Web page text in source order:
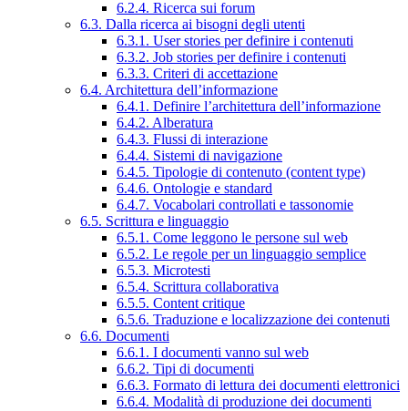
6.2.4. Ricerca sui forum
6.3. Dalla ricerca ai bisogni degli utenti
6.3.1. User stories per definire i contenuti
6.3.2. Job stories per definire i contenuti
6.3.3. Criteri di accettazione
6.4. Architettura dell’informazione
6.4.1. Definire l’architettura dell’informazione
6.4.2. Alberatura
6.4.3. Flussi di interazione
6.4.4. Sistemi di navigazione
6.4.5. Tipologie di contenuto (content type)
6.4.6. Ontologie e standard
6.4.7. Vocabolari controllati e tassonomie
6.5. Scrittura e linguaggio
6.5.1. Come leggono le persone sul web
6.5.2. Le regole per un linguaggio semplice
6.5.3. Microtesti
6.5.4. Scrittura collaborativa
6.5.5. Content critique
6.5.6. Traduzione e localizzazione dei contenuti
6.6. Documenti
6.6.1. I documenti vanno sul web
6.6.2. Tipi di documenti
6.6.3. Formato di lettura dei documenti elettronici
6.6.4. Modalità di produzione dei documenti